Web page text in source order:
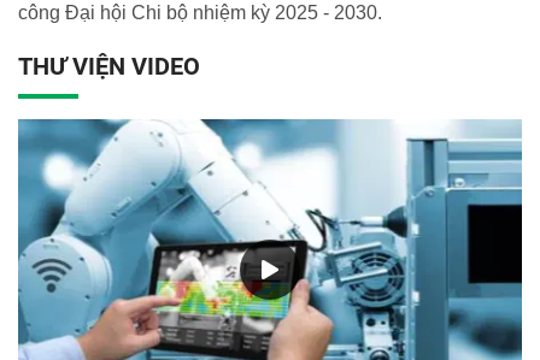
công Đại hội Chi bộ nhiệm kỳ 2025 - 2030.
THƯ VIỆN VIDEO